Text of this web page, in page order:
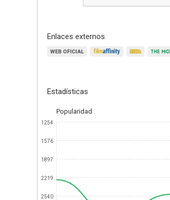
Enlaces externos
Estadísticas
Popularidad
1254
1576
1897
2219
2540